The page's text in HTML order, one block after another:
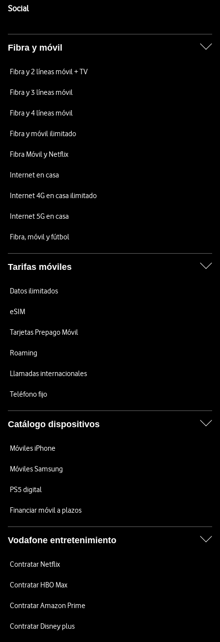
SocialEnlaces a las redes sociales de Vodafone
Fibra y móvil
Fibra y 2 líneas móvil + TV
Fibra y 3 líneas móvil
Fibra y 4 líneas móvil
Fibra y móvil ilimitado
Fibra Móvil y Netflix
Internet en casa
Internet 4G en casa ilimitado
Internet 5G en casa
Fibra, móvil y fútbol
Tarifas móviles
Datos ilimitados
eSIM
Tarjetas Prepago Móvil
Roaming
Llamadas internacionales
Teléfono fijo
Catálogo dispositivos
Móviles iPhone
Móviles Samsung
PS5 digital
Financiar móvil a plazos
Vodafone entretenimiento
Contratar Netflix
Contratar HBO Max
Contratar Amazon Prime
Contratar Disney plus